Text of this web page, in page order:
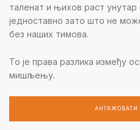
таленат и њихов раст унутар
једноставно зато што не
без наших тимова.
То је права разлика између
мишљењу.